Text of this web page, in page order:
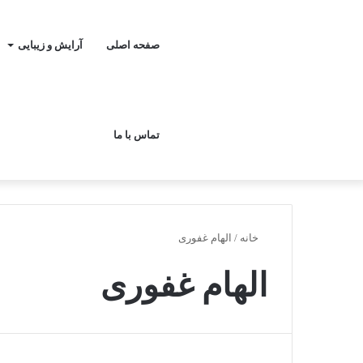
صفحه اصلی آرایش و زیبایی
تماس با ما
خانه / الهام غفوری
الهام غفوری